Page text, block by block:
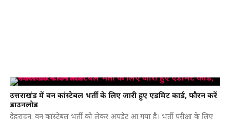
उत्तराखंड में वन कांस्टेबल भर्ती के लिए जारी हुए एडमिट कार्ड, फौरन करें
डाउनलोड
देहरादून: वन कांस्टेबल भर्ती को लेकर अपडेट आ गया है। भर्ती परीक्षा के लिए